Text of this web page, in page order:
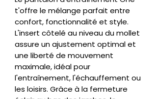
t'offre le mélange parfait entre
confort, fonctionnalité et style.
L'insert côtelé au niveau du mollet
assure un ajustement optimal et
une liberté de mouvement
maximale, idéal pour
l'entraînement, l'échauffement ou
les loisirs. Grâce à la fermeture